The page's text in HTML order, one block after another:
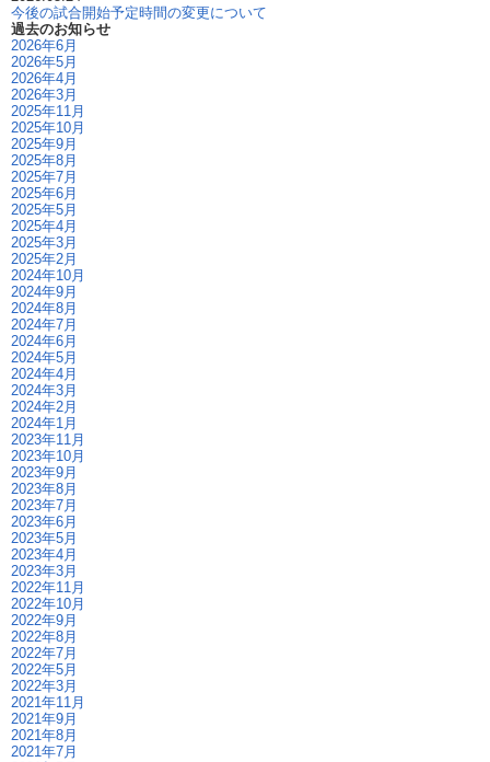
今後の試合開始予定時間の変更について
過去のお知らせ
2026年6月
2026年5月
2026年4月
2026年3月
2025年11月
2025年10月
2025年9月
2025年8月
2025年7月
2025年6月
2025年5月
2025年4月
2025年3月
2025年2月
2024年10月
2024年9月
2024年8月
2024年7月
2024年6月
2024年5月
2024年4月
2024年3月
2024年2月
2024年1月
2023年11月
2023年10月
2023年9月
2023年8月
2023年7月
2023年6月
2023年5月
2023年4月
2023年3月
2022年11月
2022年10月
2022年9月
2022年8月
2022年7月
2022年5月
2022年3月
2021年11月
2021年9月
2021年8月
2021年7月